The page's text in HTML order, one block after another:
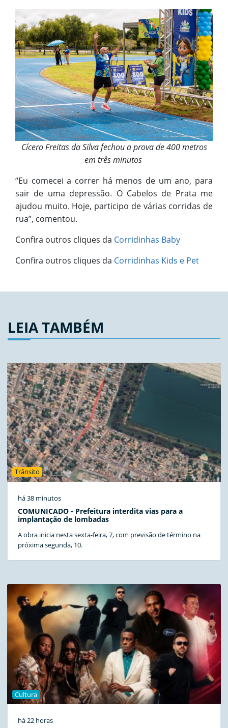
Cícero Freitas da Silva fechou a prova de 400 metros
em três minutos
“Eu comecei a correr há menos de um ano, para
sair de uma depressão. O Cabelos de Prata me
ajudou muito. Hoje, participo de várias corridas de
rua”, comentou.
Confira outros cliques da Corridinhas Baby
Confira outros cliques da Corridinhas Kids e Pet
LEIA TAMBÉM
Trânsito
há 38 minutos
COMUNICADO - Prefeitura interdita vias para a
implantação de lombadas
A obra inicia nesta sexta-feira, 7, com previsão de término na
próxima segunda, 10.
Cultura
há 22 horas